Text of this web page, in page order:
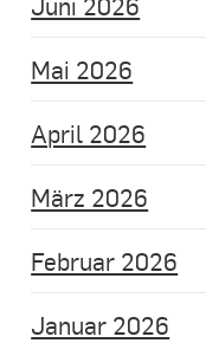
Mai 2026
April 2026
März 2026
Februar 2026
Januar 2026